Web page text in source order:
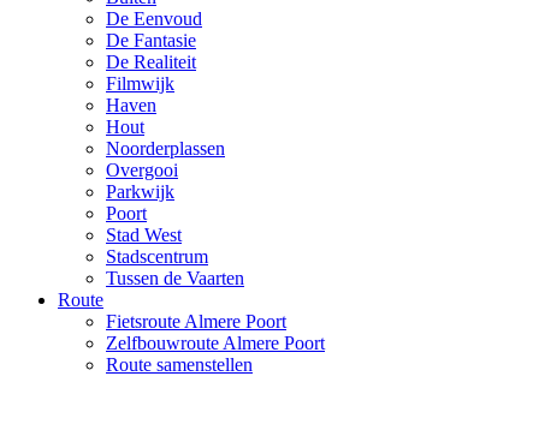
De Eenvoud
De Fantasie
De Realiteit
Filmwijk
Haven
Hout
Noorderplassen
Overgooi
Parkwijk
Poort
Stad West
Stadscentrum
Tussen de Vaarten
Route
Fietsroute Almere Poort
Zelfbouwroute Almere Poort
Route samenstellen